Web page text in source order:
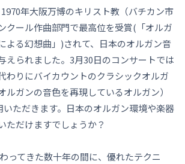
年大阪万博のキリスト教（バチカン市
クール作曲部門で最高位を受賞(「オルガ
よる幻想曲」)されて、日本のオルガン音
えられました。3月30日のコンサートでは
わりにバイカウントのクラシックオルガ
ルガンの音色を再現しているオルガン）
ただきます。日本のオルガン環境や楽器
ただけますでしょうか？
ってきた数十年の間に、優れたテクニ